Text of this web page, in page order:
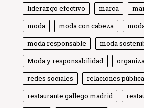
liderazgo efectivo
marca
moda
moda con cabeza
moda responsable
moda
Moda y responsabilidad
redes sociales
relaciones
restaurante gallego madrid
Globe Comunicación
Solemos responder enseguida